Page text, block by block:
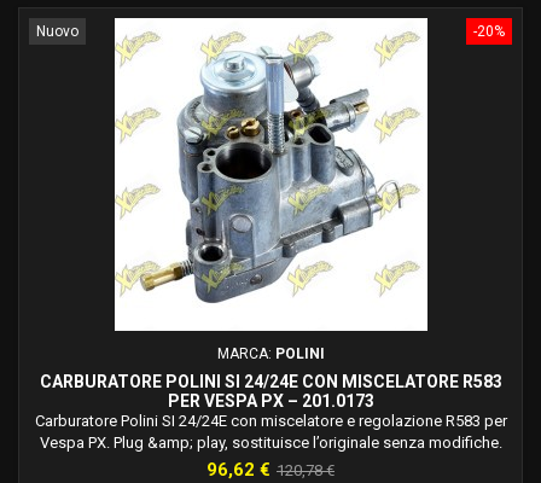
-20%
Nuovo
MARCA: POLINI
CARBURATORE POLINI SI 24/24E CON MISCELATORE R583
PER VESPA PX – 201.0173
Carburatore Polini SI 24/24E con miscelatore e regolazione R583 per
Vespa PX. Plug &amp; play, sostituisce l’originale senza modifiche.
Codice 201.0173.
Prezzo
96,62 € Prezzo
120,78 €